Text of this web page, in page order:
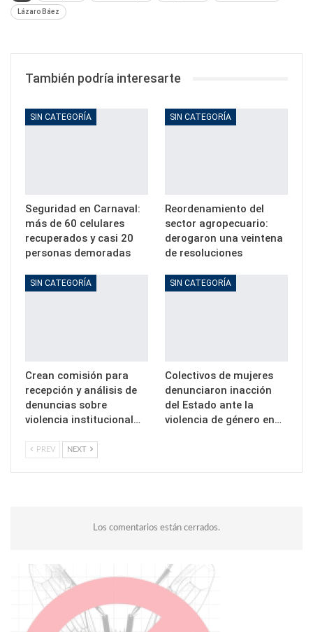
Lázaro Báez
También podría interesarte
SIN CATEGORÍA
Seguridad en Carnaval:
más de 60 celulares
recuperados y casi 20
personas demoradas
SIN CATEGORÍA
Reordenamiento del
sector agropecuario:
derogaron una veintena
de resoluciones
SIN CATEGORÍA
Crean comisión para
recepción y análisis de
denuncias sobre
violencia institucional…
SIN CATEGORÍA
Colectivos de mujeres
denunciaron inacción
del Estado ante la
violencia de género en…
PREV NEXT
Los comentarios están cerrados.